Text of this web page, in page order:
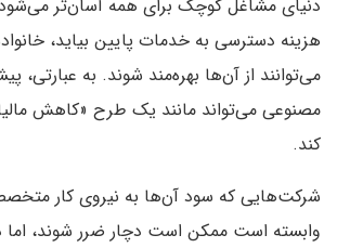
دنیای مشاغل کوچک برای همه آسان‌تر
هزینه دسترسی به خدمات پایین بیاید،
می‌توانند از آن‌ها بهره‌مند شوند. به
مصنوعی می‌تواند مانند یک طرح «کاهش
کند.
شرکت‌هایی که سود آن‌ها به نیروی کار
وابسته است ممکن است دچار ضرر شوند، اما